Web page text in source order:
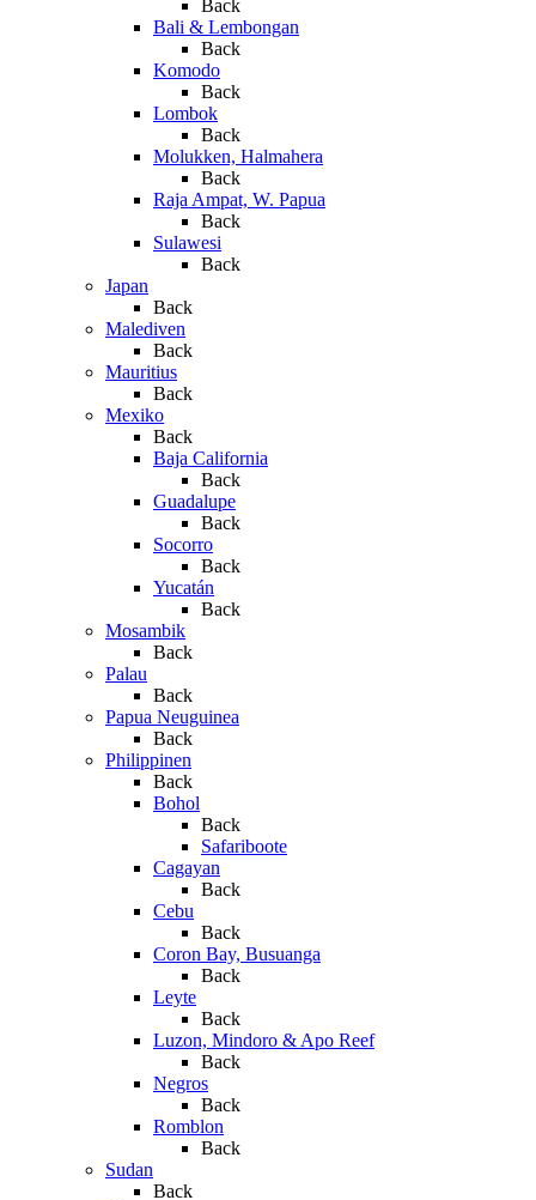
Back
Bali & Lembongan
Back
Komodo
Back
Lombok
Back
Molukken, Halmahera
Back
Raja Ampat, W. Papua
Back
Sulawesi
Back
Japan
Back
Malediven
Back
Mauritius
Back
Mexiko
Back
Baja California
Back
Guadalupe
Back
Socorro
Back
Yucatán
Back
Mosambik
Back
Palau
Back
Papua Neuguinea
Back
Philippinen
Back
Bohol
Back
Safariboote
Cagayan
Back
Cebu
Back
Coron Bay, Busuanga
Back
Leyte
Back
Luzon, Mindoro & Apo Reef
Back
Negros
Back
Romblon
Back
Sudan
Back